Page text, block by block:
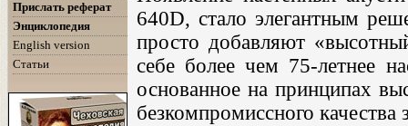
Прислать реферат
Энциклопедия
English version
Статьи
640D, стало элегантным
просто добавляют
себе более чем 75-летнее
основанное на принципах
безкомпромиссного качества